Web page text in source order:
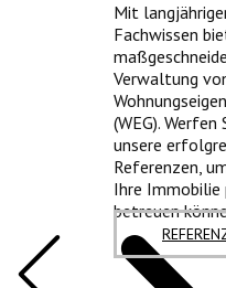
Mit
Fachwissen
Verwaltung
(WEG).
unsere
Referenzen,
Ihre
betreuen